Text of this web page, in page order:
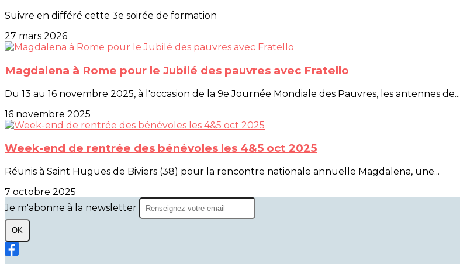
Suivre en différé cette 3e soirée de formation
27 mars 2026
Magdalena à Rome pour le Jubilé des pauvres avec Fratello
Du 13 au 16 novembre 2025, à l'occasion de la 9e Journée Mondiale des Pauvres, les antennes de...
16 novembre 2025
Week-end de rentrée des bénévoles les 4&5 oct 2025
Réunis à Saint Hugues de Biviers (38) pour la rencontre nationale annuelle Magdalena, une...
7 octobre 2025
Je m'abonne à la newsletter
OK